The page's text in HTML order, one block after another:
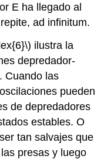
E ha llegado al
ad infinitum.
ilustra la
depredador-
Cuando las
pueden
de depredadores
estables. O
tan salvajes que
presas y luego